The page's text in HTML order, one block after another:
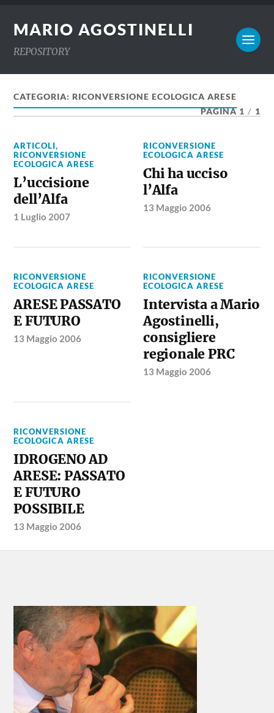
MARIO AGOSTINELLI
REPOSITORY
CATEGORIA:RICONVERSIONE ECOLOGICA ARESE
PAGINA 1 / 1
ARTICOLI,
RICONVERSIONE
ECOLOGICA ARESE
L’uccisione
dell’Alfa
1 Luglio 2007
RICONVERSIONE
ECOLOGICA ARESE
Chi ha ucciso
l’Alfa
13 Maggio 2006
RICONVERSIONE
ECOLOGICA ARESE
ARESE PASSATO
E FUTURO
13 Maggio 2006
RICONVERSIONE
ECOLOGICA ARESE
Intervista a Mario
Agostinelli,
consigliere
regionale PRC
13 Maggio 2006
RICONVERSIONE
ECOLOGICA ARESE
IDROGENO AD
ARESE: PASSATO
E FUTURO
POSSIBILE
13 Maggio 2006